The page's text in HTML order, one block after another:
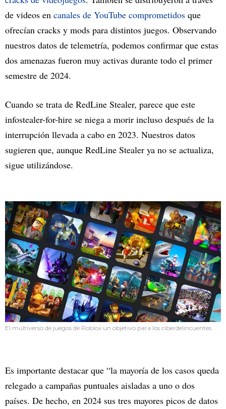
de videos en canales de YouTube comprometidos que
ofrecían cracks y mods para distintos juegos. Observando
nuestros datos de telemetría, podemos confirmar que estas
dos amenazas fueron muy activas durante todo el primer
semestre de 2024.
Cuando se trata de RedLine Stealer, parece que este
infostealer-for-hire se niega a morir incluso después de la
interrupción llevada a cabo en 2023. Nuestros datos
sugieren que, aunque RedLine Stealer ya no se actualiza,
sigue utilizándose.
El multiverso de juegos de Roblox un objetivo para los ciberdelincuentes
Es importante destacar que “la mayoría de los casos queda
relegado a campañas puntuales aisladas a uno o dos
países. De hecho, en 2024 sus tres mayores picos de datos